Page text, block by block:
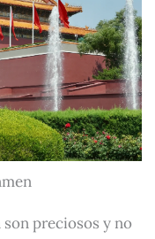
preciosos y no